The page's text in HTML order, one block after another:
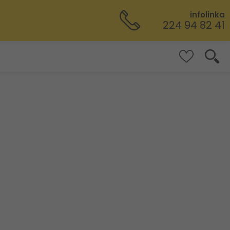
infolinka
224 94 82 41